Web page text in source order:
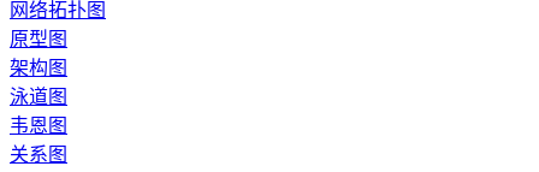
网络拓扑图
原型图
架构图
泳道图
韦恩图
关系图